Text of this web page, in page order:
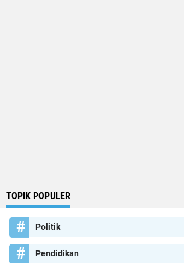
TOPIK POPULER
Politik
Pendidikan